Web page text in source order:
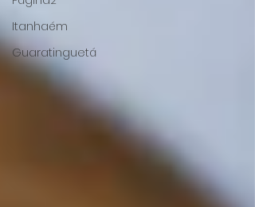
Itanhaém
Guaratinguetá